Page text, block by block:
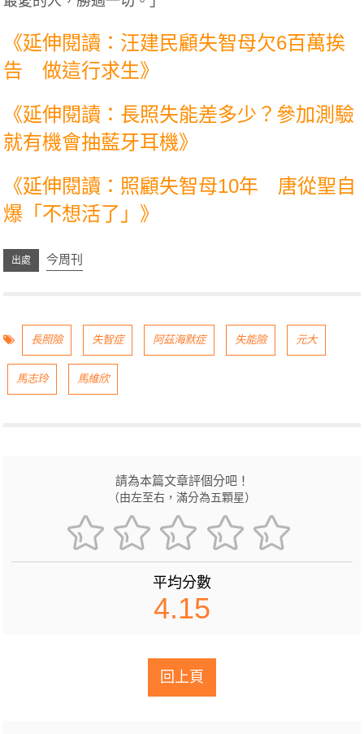
《延伸閱讀：汪建民顧失智母欠6百萬挨
告 做這行求生》
《延伸閱讀：長照失能差多少？參加測驗
就有機會抽藍牙耳機》
《延伸閱讀：照顧失智母10年 唐從聖自
爆「不想活了」》
今周刊
長照險 失智症 阿茲海默症 失能險 元大
馬志玲 馬維欣
請為本篇文章評個分吧！
（由左至右，滿分為五顆星）
平均分數
4.15
回上頁